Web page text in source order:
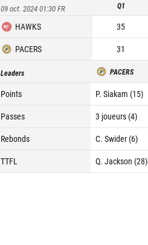
09 oct. 2024 01:30FR Q1
HAWKS 35
PACERS
31
Leaders PACERS
Points P. Siakam (15)
Passes
3 joueurs (4)
Rebonds
C. Swider (6)
TTFL
Q. Jackson (28)